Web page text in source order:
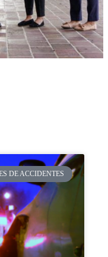
DE ACCIDENTES